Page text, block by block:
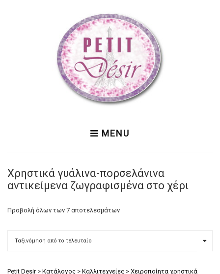
MENU
Χρηστικά γυάλινα-πορσελάνινα
αντικείμενα ζωγραφισμένα στο χέρι
Προβολή όλων των 7 αποτελεσμάτων
Petit Desir> Κατάλογος > Καλλιτεχνείες > Χειροποίητα χρηστικά